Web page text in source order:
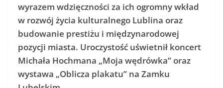
wyrazem wdzięczności za ich ogromny wkład
w rozwój życia kulturalnego Lublina oraz
budowanie prestiżu i międzynarodowej
pozycji miasta. Uroczystość uświetnił koncert
Michała Hochmana „Moja wędrówka” oraz
wystawa „Oblicza plakatu” na Zamku